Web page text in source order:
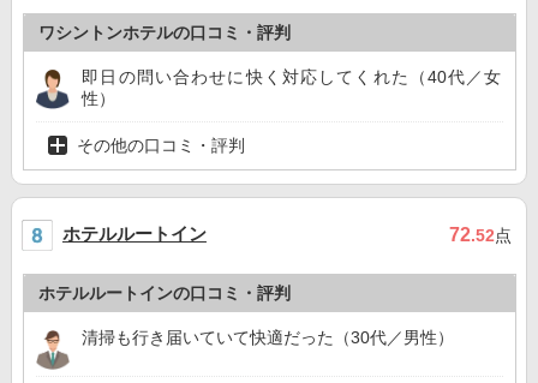
ワシントンホテルの口コミ・評判
即日の問い合わせに快く対応してくれた（40代／女
性）
その他の口コミ・評判
ホテルルートイン 72.52点
ホテルルートインの口コミ・評判
清掃も行き届いていて快適だった（30代／男性）